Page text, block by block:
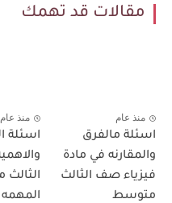
مقالات قد تهمك
منذ عام
اسئلة مالفرق
والمقارنه في مادة
فيزياء صف الثالث
متوسط
منذ عام
اسئلة
المهمه